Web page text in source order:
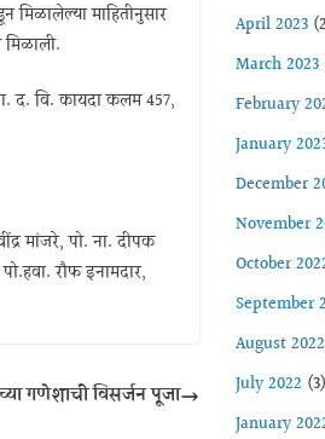
मिळालेल्या माहितीनुसार
मिळाली.
द. वि. कायदा कलम 457,
मांजरे, पो. ना. दीपक
रौफ इनामदार,
गणेशाची विसर्जन पूजा
April 2023
March 2023
February
January
December
November
October
September
August 2022
July 2022 (3)
January